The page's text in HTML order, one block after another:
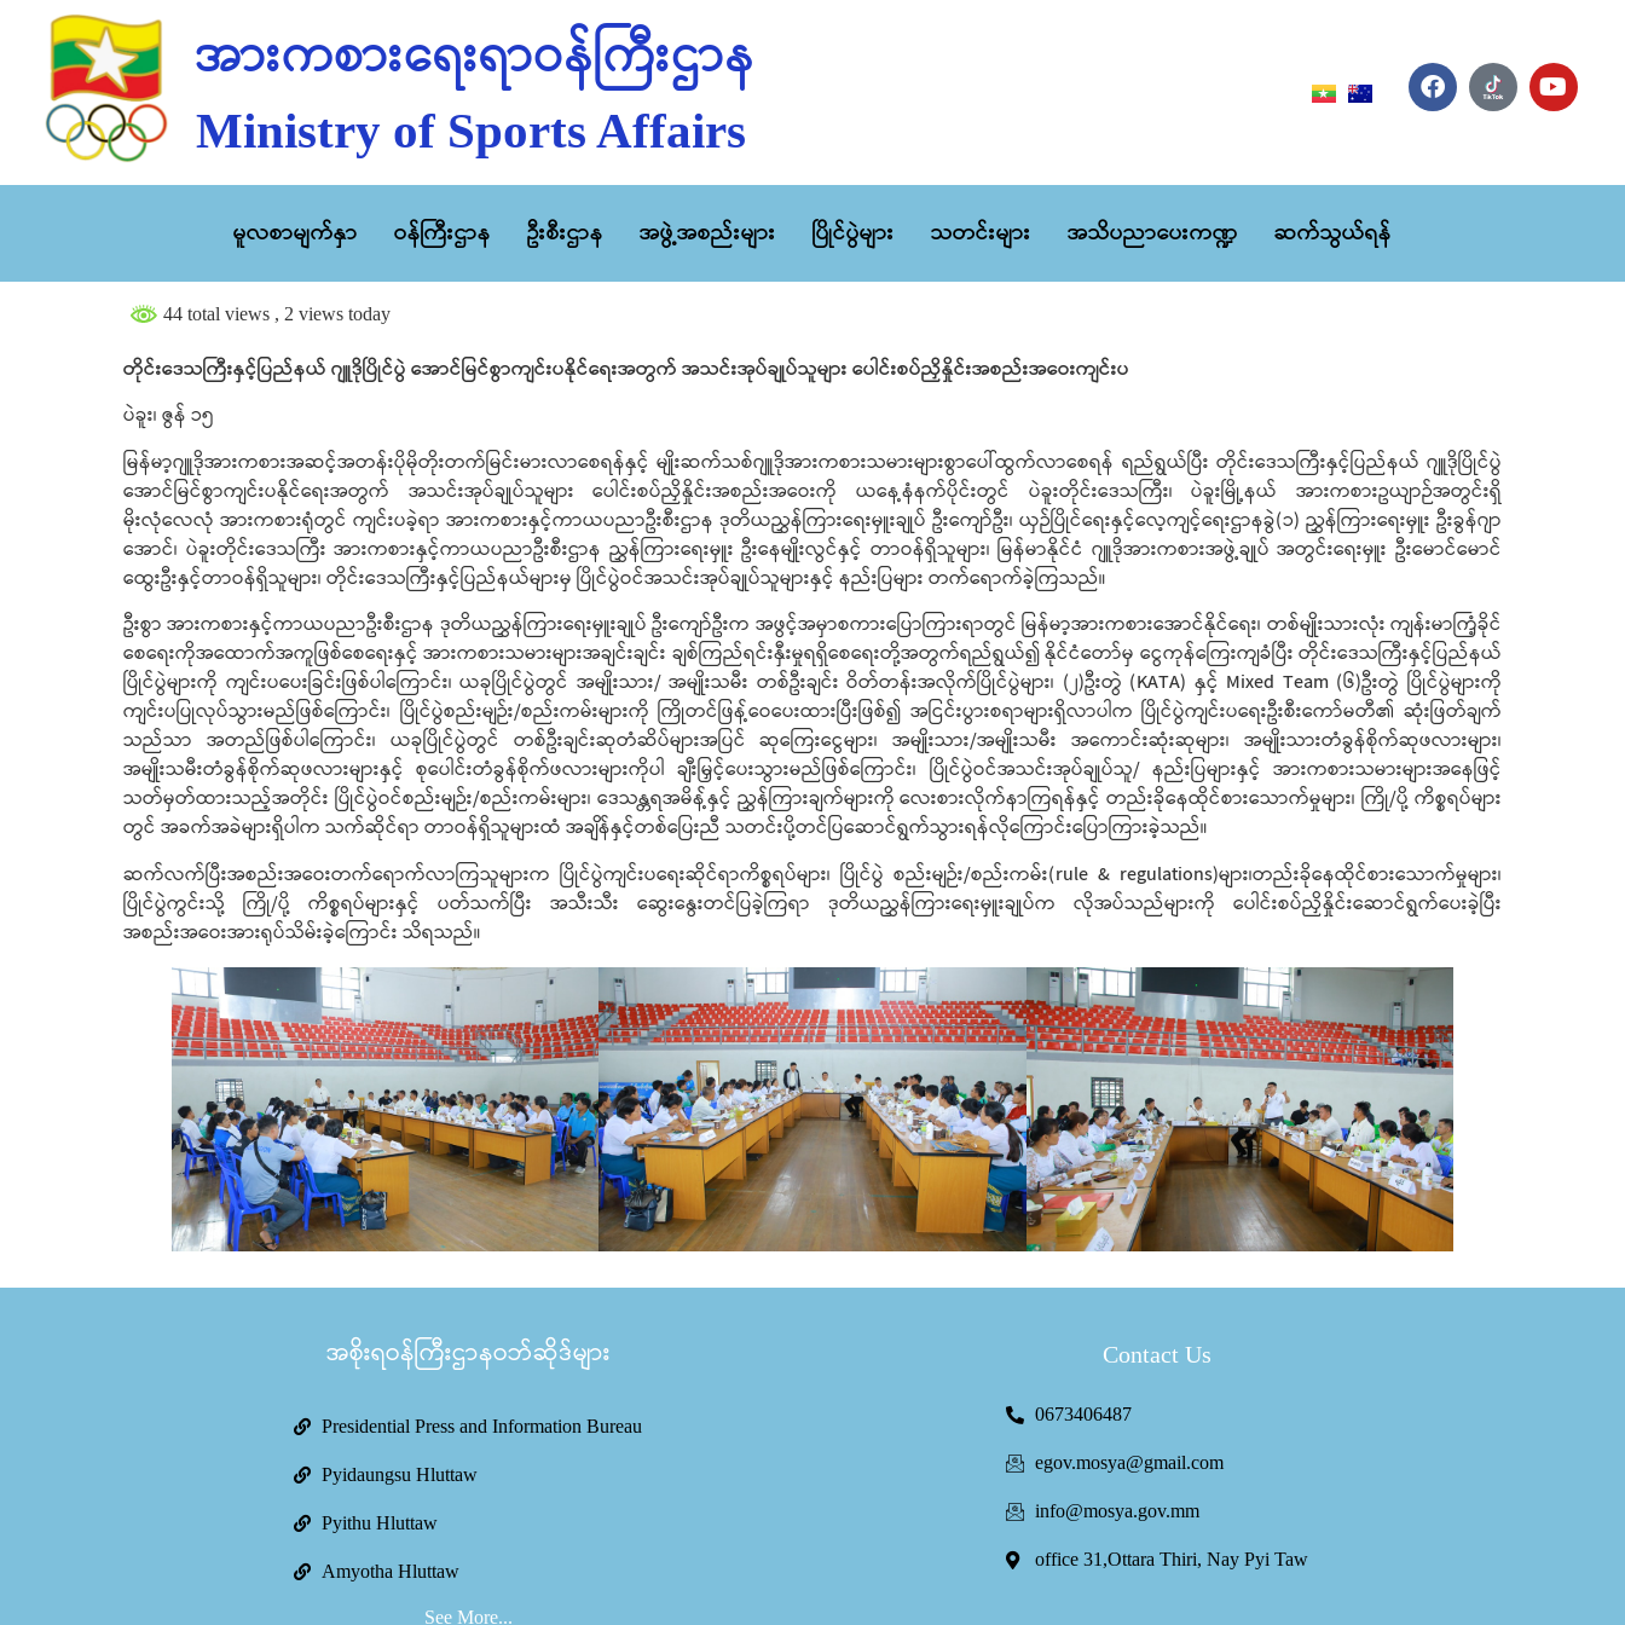
အားကစားရေးရာဝန်ကြီးဌာန
Ministry of Sports Affairs
မူလစာမျက်နှာ ဝန်ကြီးဌာန ဦးစီးဌာန အဖွဲ့အစည်းများ ပြိုင်ပွဲများ သတင်းများ အသိပညာပေးကဏ္ဍ ဆက်သွယ်ရန်
44 total views , 2 views today
တိုင်းဒေသကြီးနှင့်ပြည်နယ် ဂျူဒိုပြိုင်ပွဲ အောင်မြင်စွာကျင်းပနိုင်ရေးအတွက် အသင်းအုပ်ချုပ်သူများ ပေါင်းစပ်ညှိနှိုင်းအစည်းအဝေးကျင်းပ
ပဲခူး၊ ဇွန် ၁၅
မြန်မာ့ဂျူဒိုအားကစားအဆင့်အတန်းပိုမိုတိုးတက်မြင်းမားလာစေ‌ရန်နှင့် မျိုးဆက်သစ်ဂျူဒိုအားကစားသမားများစွာပေါ်ထွက်လာစေရန် ရည်ရွယ်ပြီး တိုင်းဒေသကြီးနှင့်ပြည်နယ် ဂျူဒိုပြိုင်ပွဲ
အောင်မြင်စွာကျင်းပနိုင်ရေးအတွက် အသင်းအုပ်ချုပ်သူများ ပေါင်းစပ်ညှိနှိုင်းအစည်းအဝေးကို ယနေ့နံနက်ပိုင်းတွင် ပဲခူးတိုင်းဒေသကြီး၊ ပဲခူးမြို့နယ် အားကစားဥယျာဉ်အတွင်းရှိ
မိုးလုံလေလုံ အားကစားရုံတွင် ကျင်းပခဲ့ရာ အားကစားနှင့်ကာယပညာဦးစီးဌာန ဒုတိယညွှန်ကြားရေးမှူးချုပ် ဦးကျော်ဦး၊ ယှဉ်ပြိုင်ရေးနှင့်လေ့ကျင့်ရေးဌာနခွဲ(၁) ညွှန်ကြားရေးမှူး ဦးခွန်ဂျာ
အောင်၊ ပဲခူးတိုင်းဒေသကြီး အားကစားနှင့်ကာယပညာဦးစီးဌာန ညွှန်ကြားရေးမှူး ဦးနေမျိုးလွင်နှင့် တာဝန်ရှိသူများ၊ မြန်မာနိုင်ငံ ဂျူဒိုအားကစားအဖွဲ့ချုပ် အတွင်းရေးမှူး ဦးမောင်မောင်
ထွေးဦးနှင့်တာဝန်ရှိသူများ၊ တိုင်းဒေသကြီးနှင့်ပြည်နယ်များမှ ပြိုင်ပွဲဝင်အသင်းအုပ်ချုပ်သူများနှင့် နည်းပြများ တက်ရောက်ခဲ့ကြသည်။
ဦးစွာ အားကစားနှင့်ကာယပညာဦးစီးဌာန ဒုတိယညွှန်ကြားရေးမှူးချုပ် ဦးကျော်ဦးက အဖွင့်အမှာစကားပြောကြားရာတွင် မြန်မာ့အားကစားအောင်နိုင်‌ရေး၊ တစ်မျိုးသားလုံး ကျန်းမာကြံ့ခိုင်
စေရေးကိုအထောက်အကူဖြစ်စေရေးနှင့် အားကစားသမားများအချင်းချင်း ချစ်ကြည်ရင်းနှီးမှုရရှိစေရေးတို့အတွက်ရည်ရွယ်၍ နိုင်ငံတော်မှ ငွေကုန်ကြေးကျခံပြီး တိုင်းဒေသကြီးနှင့်ပြည်နယ်
ပြိုင်ပွဲများကို ကျင်းပပေးခြင်းဖြစ်ပါကြောင်း၊ ယခုပြိုင်ပွဲတွင် အမျိုးသား/ အမျိုးသမီး တစ်ဦးချင်း ဝိတ်တန်းအလိုက်ပြိုင်ပွဲများ၊ (၂)ဦးတွဲ (KATA) နှင့် Mixed Team (၆)ဦးတွဲ ပြိုင်ပွဲများကို
ကျင်းပပြုလုပ်သွားမည်ဖြစ်‌ကြောင်း၊ ပြိုင်ပွဲစည်းမျဉ်း/စည်းကမ်းများကို ကြိုတင်ဖြန့်ဝေပေးထားပြီးဖြစ်၍ အငြင်းပွားစရာများရှိလာပါက ပြိုင်ပွဲကျင်းပရေးဦးစီးကော်မတီ၏ ဆုံးဖြတ်ချက်
သည်သာ အတည်ဖြစ်ပါကြောင်း၊ ယခုပြိုင်ပွဲတွင် တစ်ဦးချင်းဆုတံဆိပ်များအပြင် ဆုကြေးငွေများ၊ အမျိုးသား/အမျိုးသမီး အကောင်းဆုံးဆုများ၊ အမျိုးသားတံခွန်စိုက်ဆုဖလားများ၊
အမျိုးသမီးတံခွန်စိုက်ဆုဖလားများနှင့် စုပေါင်းတံခွန်စိုက်ဖလားများကိုပါ ချီးမြှင့်ပေးသွားမည်ဖြစ်ကြောင်း၊ ပြိုင်ပွဲဝင်အသင်းအုပ်ချုပ်သူ/ နည်းပြများနှင့် အားကစားသမားများအနေဖြင့်
သတ်မှတ်ထားသည့်အတိုင်း ပြိုင်ပွဲဝင်စည်းမျဉ်း/စည်းကမ်းများ၊ ဒေသန္တရအမိန့်နှင့် ညွှန်ကြားချက်များကို လေးစားလိုက်နာကြရန်နှင့် တည်းခိုနေထိုင်စားသောက်မှုများ၊ ကြို/ပို့ ကိစ္စရပ်များ
တွင် အခက်အခဲများရှိပါက သက်ဆိုင်ရာ တာဝန်ရှိသူများထံ အချိန်နှင့်တစ်ပြေးညီ သတင်းပို့တင်ပြဆောင်ရွက်သွားရန်လို‌ကြောင်းပြောကြားခဲ့သည်။
ဆက်လက်ပြီးအစည်းအဝေးတက်ရောက်လာကြသူများက ပြိုင်ပွဲကျင်းပ‌ရေးဆိုင်ရာကိစ္စရပ်များ၊ ပြိုင်ပွဲ စည်းမျဉ်း/စည်းကမ်း(rule & regulations)များ၊တည်းခိုနေထိုင်စားသောက်မှုများ၊
ပြိုင်ပွဲကွင်းသို့ ကြို/ပို့ ကိစ္စရပ်များနှင့် ပတ်သက်ပြီး အသီးသီး ဆွေးနွေးတင်ပြခဲ့ကြရာ ဒုတိယညွှန်ကြားရေးမှူးချုပ်က လိုအပ်သည်များကို ပေါင်းစပ်ညှိနှိုင်းဆောင်ရွက်ပေးခဲ့ပြီး
အစည်းအဝေးအားရုပ်သိမ်းခဲ့ကြောင်း သိရသည်။
အစိုးရဝန်ကြီးဌာနဝဘ်ဆိုဒ်များ
Presidential Press and Information Bureau
Pyidaungsu Hluttaw
Pyithu Hluttaw
Amyotha Hluttaw
See More...
Contact Us
0673406487
egov.mosya@gmail.com
info@mosya.gov.mm
office 31,Ottara Thiri, Nay Pyi Taw